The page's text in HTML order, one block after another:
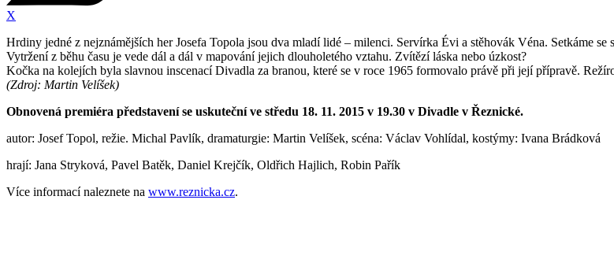
X
Hrdiny jedné z nejznámějších her Josefa Topola jsou dva mladí lidé – milenci. Servírka Évi a stěhovák Véna. Setkáme
Vytržení z běhu času je vede dál a dál v mapování jejich dlouholetého vztahu. Zvítězí láska nebo úzkost?
Kočka na kolejích byla slavnou inscenací Divadla za branou, které se v roce 1965 formovalo právě při její přípravě.
(Zdroj: Martin Velíšek)
Obnovená premiéra představení se uskuteční ve středu 18. 11. 2015 v 19.30 v Divadle v Řeznické.
autor: Josef Topol, režie. Michal Pavlík, dramaturgie: Martin Velíšek, scéna: Václav Vohlídal, kostýmy: Ivana Brádková
hrají: Jana Stryková, Pavel Batěk, Daniel Krejčík, Oldřich Hajlich, Robin Pařík
Více informací naleznete na www.reznicka.cz.